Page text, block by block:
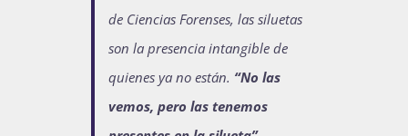
de Ciencias Forenses, las siluetas
son la presencia intangible de
quienes ya no están. “No las
vemos, pero las tenemos